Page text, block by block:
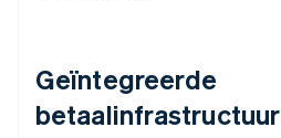
Geïntegreerde
betaalinfrastructuur